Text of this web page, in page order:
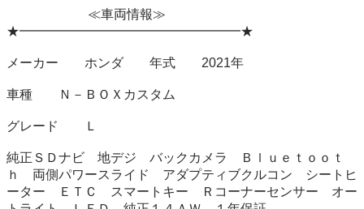
≪車両情報≫
★━━━━━━━━━━━━━━━━━★
メーカー　　ホンダ　　年式　　2021年
車種　　Ｎ－ＢＯＸカスタム
グレード　　Ｌ
純正ＳＤナビ　地デジ　バックカメラ　Ｂｌｕｅｔｏｏｔ
ｈ　両側パワースライド　アダプティブクルコン　シートヒ
ーター　ＥＴＣ　スマートキー　Ｒコーナーセンサー　オー